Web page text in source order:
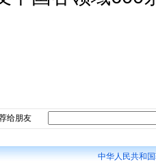
给朋友
中华人民共和